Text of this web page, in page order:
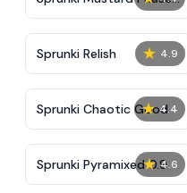
2
★ 4.9
Sprunki Relish
★ 4.4
Sprunki Chaotic Good
★ 4.6
Sprunki Pyramixed 0.9